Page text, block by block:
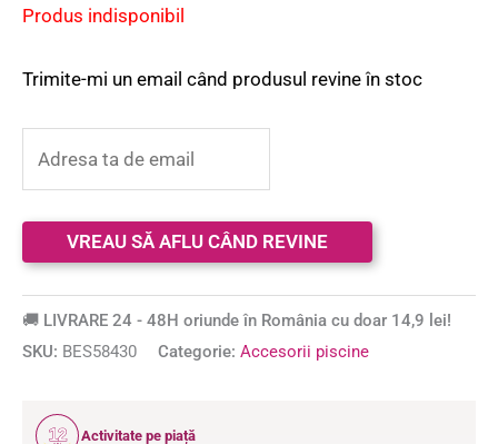
Produs indisponibil
Trimite-mi un email când produsul revine în stoc
🚚 LIVRARE 24 - 48H oriunde în România cu doar 14,9 lei!
SKU: BES58430 Categorie: Accesorii piscine
12 Activitate pe piață